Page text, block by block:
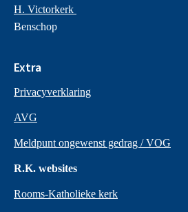
H. Victorkerk
Benschop
Extra
Privacyverklaring
AVG
Meldpunt ongewenst gedrag / VOG
R.K. websites
Rooms-Katholieke kerk